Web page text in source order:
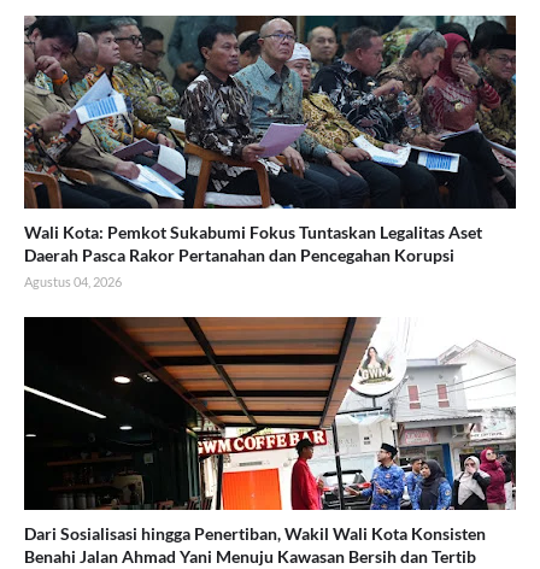
Wali Kota: Pemkot Sukabumi Fokus Tuntaskan Legalitas Aset
Daerah Pasca Rakor Pertanahan dan Pencegahan Korupsi
Agustus 04, 2026
Dari Sosialisasi hingga Penertiban, Wakil Wali Kota Konsisten
Benahi Jalan Ahmad Yani Menuju Kawasan Bersih dan Tertib